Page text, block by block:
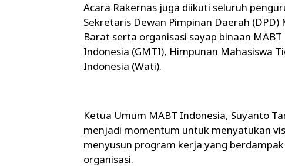
Acara Rakernas juga diikuti seluruh
Sekretaris Dewan Pimpinan Daerah
Barat serta organisasi sayap binaan
Indonesia (GMTI), Himpunan Mahasiswa
Indonesia (Wati).
Ketua Umum MABT Indonesia, Suyanto
menjadi momentum untuk menyatukan
menyusun program kerja yang
organisasi.